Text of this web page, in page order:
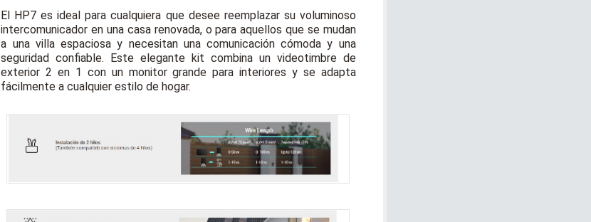
El HP7 es ideal para cualquiera que desee reemplazar su voluminoso
intercomunicador en una casa renovada, o para aquellos que se mudan
a una villa espaciosa y necesitan una comunicación cómoda y una
seguridad confiable. Este elegante kit combina un videotimbre de
exterior 2 en 1 con un monitor grande para interiores y se adapta
fácilmente a cualquier estilo de hogar.